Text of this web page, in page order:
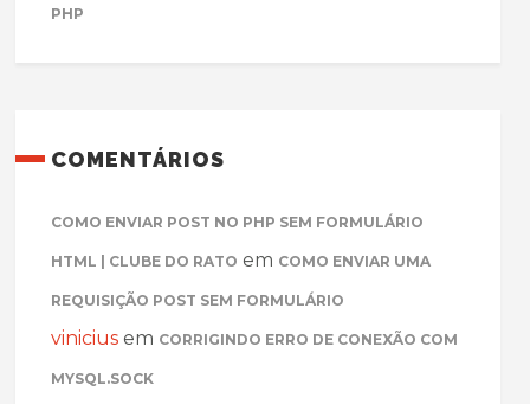
PHP
COMENTÁRIOS
COMO ENVIAR POST NO PHP SEM FORMULÁRIO
HTML | CLUBE DO RATO em COMO ENVIAR UMA
REQUISIÇÃO POST SEM FORMULÁRIO
vinicius em CORRIGINDO ERRO DE CONEXÃO COM
MYSQL.SOCK